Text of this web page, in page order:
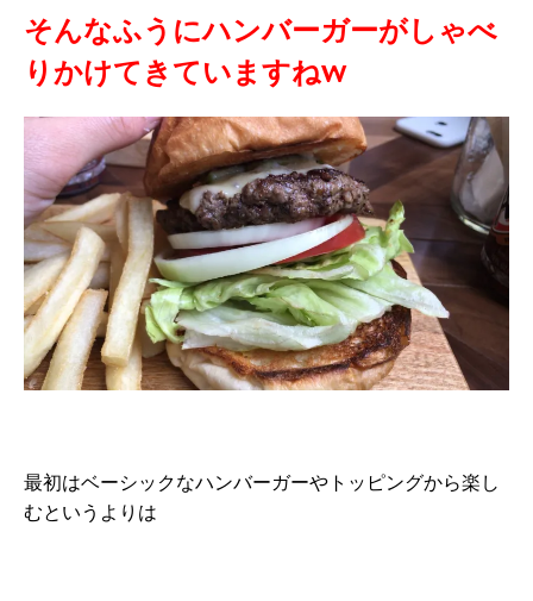
そんなふうにハンバーガーがしゃべ
りかけてきていますねw
最初はベーシックなハンバーガーやトッピングから楽し
むというよりは